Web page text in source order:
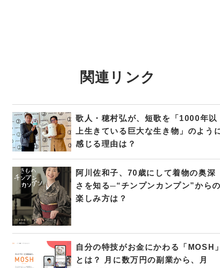
関連リンク
歌人・穂村弘が、短歌を「1000年以
上生きている巨大な生き物」のよう
感じる理由は？
阿川佐和子、70歳にして着物の奥深
さを知る─“チンプンカンプン”から
楽しみ方は？
自分の特技がお金にかわる「MOSH
とは？ 月に数万円の副業から、月